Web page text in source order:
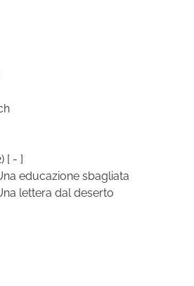
[ - ]
educazione sbagliata
lettera dal deserto